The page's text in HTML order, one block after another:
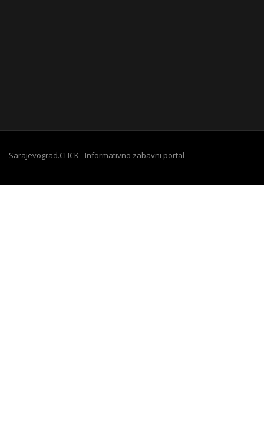
Sarajevograd.CLICK - Informativno zabavni portal -